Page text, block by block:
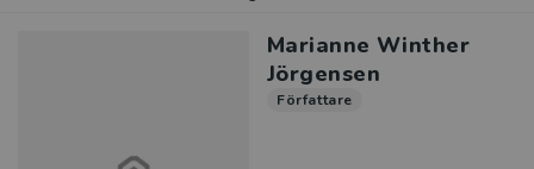
Marianne Winther
Jörgensen
Författare